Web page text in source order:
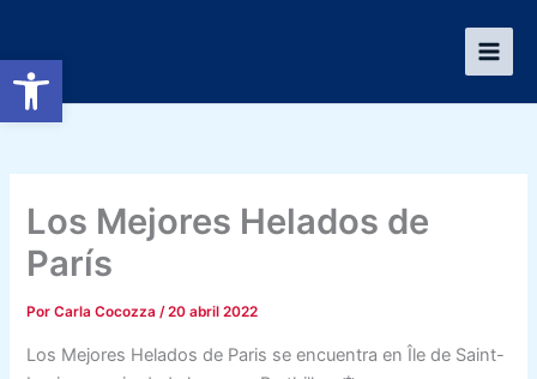
Abrir barra de herramientas
contenido
Los Mejores Helados de
París
PorCarla Cocozza/20 abril 2022
Los Mejores Helados de Paris se encuentra en Île de Saint-